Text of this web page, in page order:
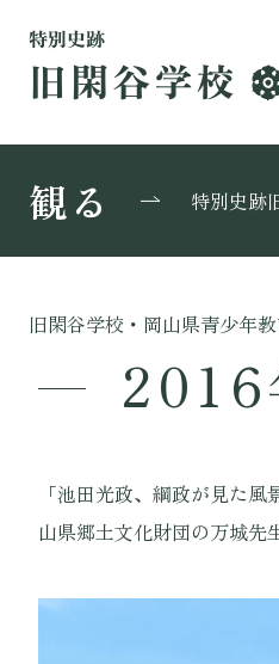
観る 特別史跡
旧閑谷学校・岡山県青少年
2016
「池田光政、綱政が見た
山県郷土文化財団の万城先